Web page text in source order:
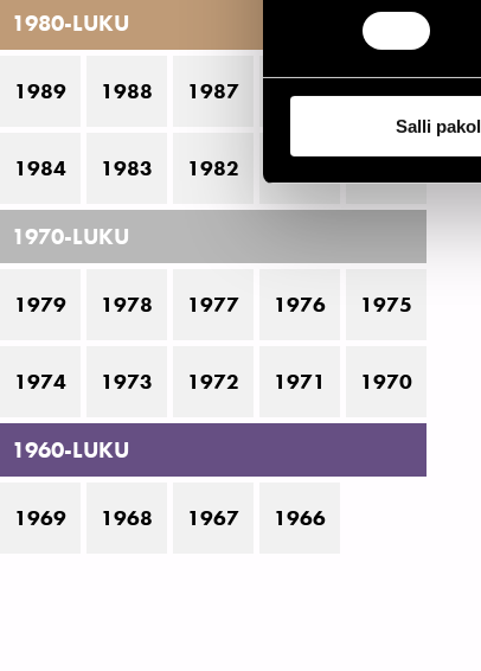
Salli
1980-LUKU
1989 1988 1987 1986 1985
1984 1983 1982
1970-LUKU
1979 1978 1977 1976 1975
1974 1973 1972 1971 1970
1960-LUKU
1969 1968 1967 1966